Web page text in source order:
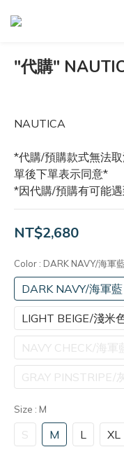
"代購"
NAUTICA
*代購/預購款式無法
單後下單表示同意*
*因代購/預購有可能
NT$2,680
Color : DARK NAVY/海軍
DARK NAVY/海軍藍
LIGHT BEIGE/淺米
NAVY CHECK/海軍
GRAY PINSTRIPE/
Size : M
S M L XL